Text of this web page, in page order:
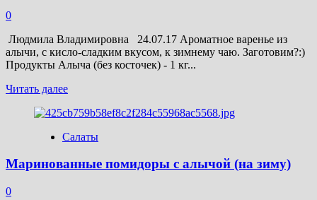
0
Людмила Владимировна 24.07.17 Ароматное варенье из
алычи, с кисло-сладким вкусом, к зимнему чаю. Заготовим?:)
Продукты Алыча (без косточек) - 1 кг...
Читать далееПрочитать
о
из
без
Салаты
Маринованные помидоры с алычой (на зиму)
0